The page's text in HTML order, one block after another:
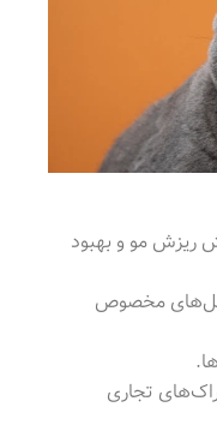
ریزش مو و بهبود
مخصوص
تجاری